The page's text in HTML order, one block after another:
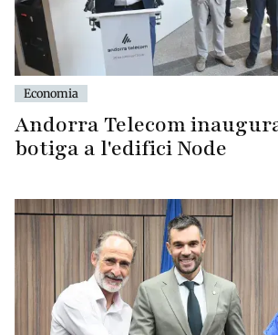
Economia
Andorra Telecom
botiga a l'edifici Node